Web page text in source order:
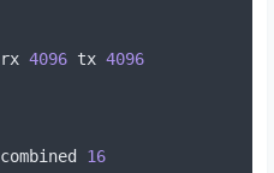
4096 tx 4096
16